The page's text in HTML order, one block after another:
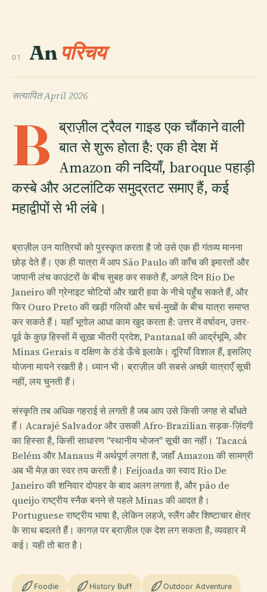
01 An परिचय
सत्यापितApril 2026
B ब्राज़ील ट्रैवल गाइड एक चौंकाने वाली
बात से शुरू होता है: एक ही देश में
Amazon की नदियाँ, baroque पहाड़ी
कस्बे और अटलांटिक समुद्रतट समाए हैं, कई
महाद्वीपों से भी लंबे।
ब्राज़ील उन यात्रियों को पुरस्कृत करता है जो उसे एक ही गंतव्य मानना
छोड़ देते हैं। एक ही यात्रा में आप São Paulo की काँच की इमारतों और
जापानी लंच काउंटरों के बीच सुबह कर सकते हैं, अगले दिन Rio De
Janeiro की ग्रेनाइट चोटियों और खारी हवा के नीचे पहुँच सकते हैं, और
फिर Ouro Preto की खड़ी गलियों और चर्च-मुखों के बीच यात्रा समाप्त
कर सकते हैं। यहाँ भूगोल आधा काम खुद करता है: उत्तर में वर्षावन, उत्तर-
पूर्व के कुछ हिस्सों में सूखा भीतरी प्रदेश, Pantanal की आर्द्रभूमि, और
Minas Gerais व दक्षिण के ठंडे ऊँचे इलाके। दूरियाँ विशाल हैं, इसलिए
योजना मायने रखती है। ध्यान भी। ब्राज़ील की सबसे अच्छी यात्राएँ सूची
नहीं, लय चुनती हैं।
संस्कृति तब अधिक गहराई से लगती है जब आप उसे किसी जगह से बाँधते
हैं। Acarajé Salvador और उसकी Afro-Brazilian सड़क-ज़िंदगी
का हिस्सा है, किसी साधारण "स्थानीय भोजन" सूची का नहीं। Tacacá
Belém और Manaus में अर्थपूर्ण लगता है, जहाँ Amazon की सामग्री
अब भी मेज़ का स्वर तय करती है। Feijoada का स्वाद Rio De
Janeiro की शनिवार दोपहर के बाद अलग लगता है, और pão de
queijo राष्ट्रीय स्नैक बनने से पहले Minas की आदत है।
Portuguese राष्ट्रीय भाषा है, लेकिन लहजे, स्लैंग और शिष्टाचार क्षेत्र
के साथ बदलते हैं। कागज़ पर ब्राज़ील एक देश लग सकता है, व्यवहार में
कई। यही तो बात है।
Foodie History Buff Outdoor Adventure